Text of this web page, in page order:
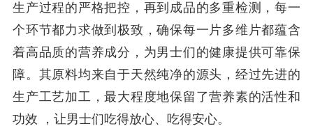
生产过程的严格把控，再到成品的多重检测，每一
个环节都力求做到极致，确保每一片多维片都蕴含
着高品质的营养成分，为男士们的健康提供可靠保
障。其原料均来自于天然纯净的源头，经过先进的
生产工艺加工，最大程度地保留了营养素的活性和
功效 ，让男士们吃得放心、吃得安心。